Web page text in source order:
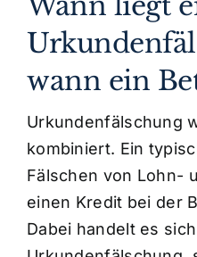
wann ein
Urkundenfälschung
kombiniert. Ein
Fälschen von Lohn-
einen Kredit bei der
Dabei handelt es